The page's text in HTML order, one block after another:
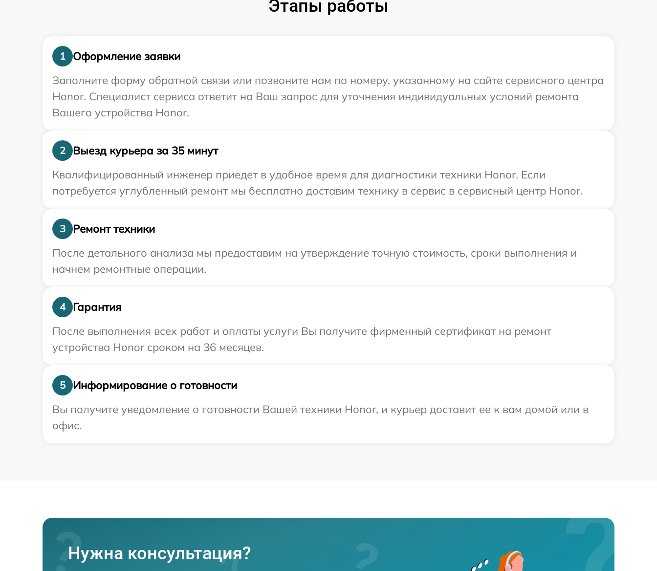
Этапы работы
1
Оформление заявки
Заполните форму обратной связи или позвоните нам по номеру, указанному на сайте сервисного центра
Honor. Специалист сервиса ответит на Ваш запрос для уточнения индивидуальных условий ремонта
Вашего устройства Honor.
2
Выезд курьера за 35 минут
Квалифицированный инженер приедет в удобное время для диагностики техники Honor. Если
потребуется углубленный ремонт мы бесплатно доставим технику в сервис в сервисный центр Honor.
3
Ремонт техники
После детального анализа мы предоставим на утверждение точную стоимость, сроки выполнения и
начнем ремонтные операции.
4
Гарантия
После выполнения всех работ и оплаты услуги Вы получите фирменный сертификат на ремонт
устройства Honor сроком на 36 месяцев.
5
Информирование о готовности
Вы получите уведомление о готовности Вашей техники Honor, и курьер доставит ее к вам домой или в
офис.
Нужна консультация?